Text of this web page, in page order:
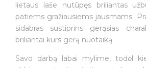
lietaus laše nutūpęs briliantas
patiems gražiausiems jausmams.
sidabras sustiprins gerąsias
briliantai kurs gerą nuotaiką.
Savo darbą labai mylime, todėl